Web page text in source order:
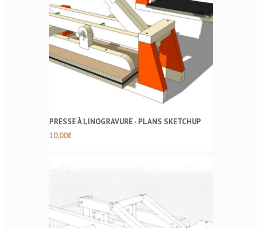
PRESSE À LINOGRAVURE - PLANS SKETCHUP
10,00€